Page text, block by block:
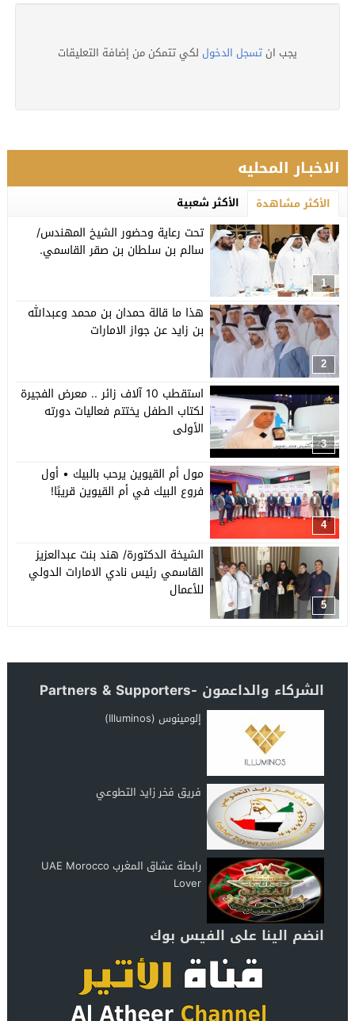
يجب ان تسجل الدخول لكي تتمكن من إضافة التعليقات
الاخبـار المحليه
الأكثر مشاهدة الأكثر شعبية
1
تحت رعاية وحضور الشيخ المهندس/
سالم بن سلطان بن صقر القاسمي.
2
هذا ما قالة حمدان بن محمد وعبدالله
بن زايد عن جواز الامارات
3
استقطب 10 آلاف زائر .. معرض الفجيرة
لكتاب الطفل يختتم فعاليات دورته
الأولى
4
مول أم القيوين يرحب بالبيك • أول
فروع البيك في أم القيوين قريبًا!
5
الشيخة الدكتورة/ هند بنت عبدالعزيز
القاسمي رئيس نادي الامارات الدولي
للأعمال
الشركاء والداعمون -Partners & Supporters
إلومينوس (Illuminos)
فريق فخر زايد التطوعي
رابطة عشاق المغرب UAE Morocco
Lover
انضم الينا على الفيس بوك